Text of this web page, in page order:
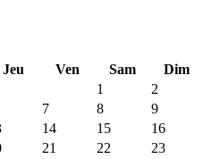
Jeu Ven Sam
Dim
1
2
7 8
9
14 15
16
21 22
23